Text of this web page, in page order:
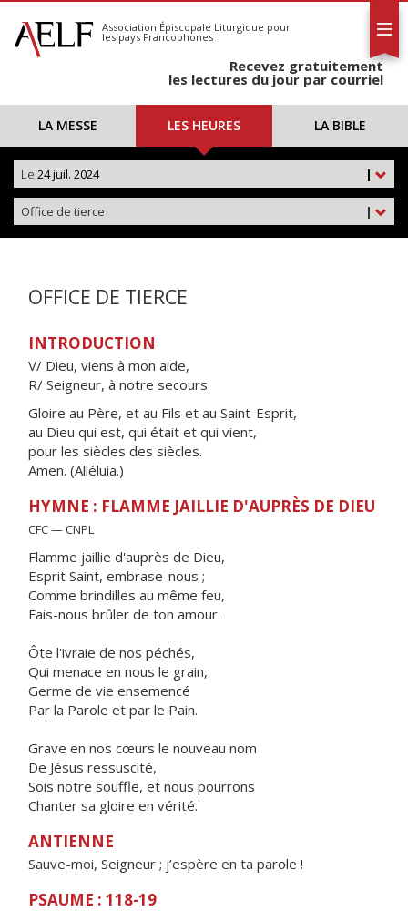
S'abonner
Calendrier
Association Épiscopale Liturgique pour
les pays Francophones
Recevez gratuitement
les lectures du jour par courriel
LA MESSE LES HEURES LA BIBLE
|
Le 24 juil. 2024
|
Office de tierce
OFFICE DE TIERCE
INTRODUCTION
V/ Dieu, viens à mon aide,
R/ Seigneur, à notre secours.
Gloire au Père, et au Fils et au Saint-Esprit,
au Dieu qui est, qui était et qui vient,
pour les siècles des siècles.
Amen. (Alléluia.)
HYMNE : FLAMME JAILLIE D'AUPRÈS DE DIEU
CFC — CNPL
Flamme jaillie d'auprès de Dieu,
Esprit Saint, embrase-nous ;
Comme brindilles au même feu,
Fais-nous brûler de ton amour.
Ôte l'ivraie de nos péchés,
Qui menace en nous le grain,
Germe de vie ensemencé
Par la Parole et par le Pain.
Grave en nos cœurs le nouveau nom
De Jésus ressuscité,
Sois notre souffle, et nous pourrons
Chanter sa gloire en vérité.
ANTIENNE
Sauve-moi, Seigneur ; j’espère en ta parole !
PSAUME : 118-19